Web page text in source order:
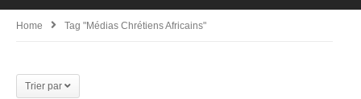
Home Tag "Médias Chrétiens Africains"
Trier par